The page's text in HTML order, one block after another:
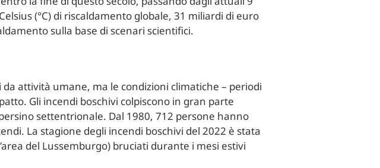
(°C) di riscaldamento globale, 31 miliardi di euro
sulla base di scenari scientifici.
attività umane, ma le condizioni climatiche – periodi
Gli incendi boschivi colpiscono in gran parte
settentrionale. Dal 1980, 712 persone hanno
La stagione degli incendi boschivi del 2022 è stata
del Lussemburgo) bruciati durante i mesi estivi